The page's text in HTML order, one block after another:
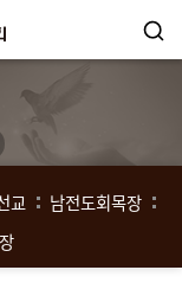
교
남전도회목장